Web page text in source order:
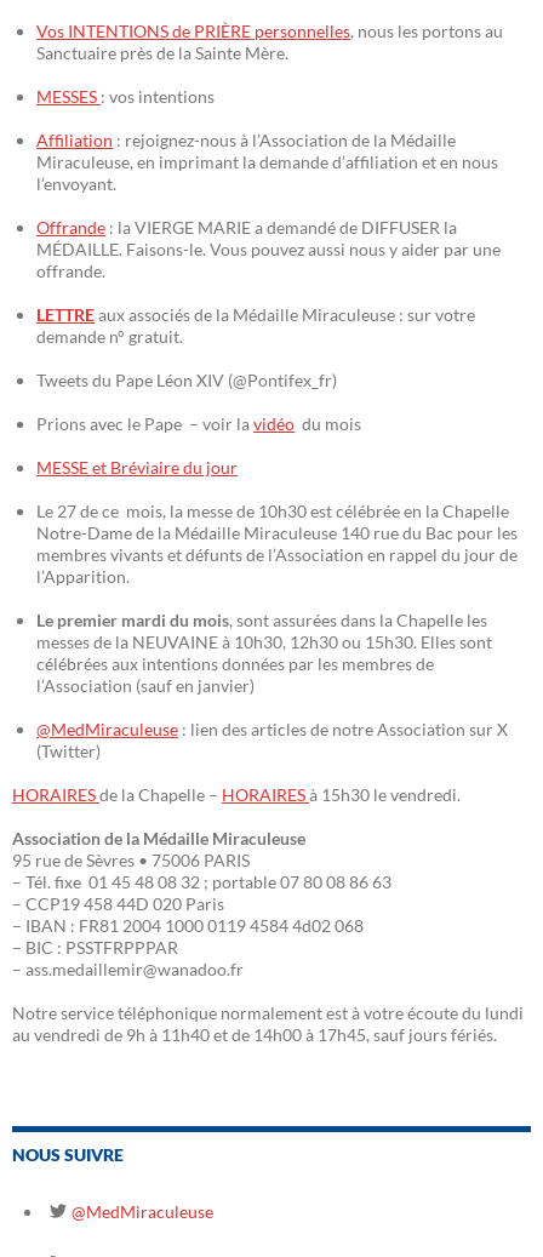
Vos INTENTIONS de PRIÈRE personnelles, nous les portons au
Sanctuaire près de la Sainte Mère.
MESSES : vos intentions
Affiliation : rejoignez-nous à l’Association de la Médaille
Miraculeuse, en imprimant la demande d’affiliation et en nous
l’envoyant.
Offrande : la VIERGE MARIE a demandé de DIFFUSER la
MÉDAILLE. Faisons-le. Vous pouvez aussi nous y aider par une
offrande.
LETTREaux associés de la Médaille Miraculeuse : sur votre
demande n° gratuit.
Tweets du Pape Léon XIV (@Pontifex_fr)
Prions avec le Pape – voir lavidéo du mois
MESSE et Bréviaire du jour
Le 27 de ce mois, la messe de 10h30 est célébrée en la Chapelle
Notre-Dame de la Médaille Miraculeuse 140 rue du Bac pour les
membres vivants et défunts de l’Association en rappel du jour de
l’Apparition.
Le premier mardi du mois, sont assurées dans la Chapelle les
messes de la NEUVAINE à 10h30, 12h30 ou 15h30. Elles sont
célébrées aux intentions données par les membres de
l’Association (sauf en janvier)
@MedMiraculeuse : lien des articles de notre Association sur X
(Twitter)
HORAIRESde la Chapelle – HORAIRESà 15h30 le vendredi.
Association de la Médaille Miraculeuse
95 rue de Sèvres • 75006 PARIS
– Tél. fixe 01 45 48 08 32 ; portable 07 80 08 86 63
– CCP19 458 44D 020 Paris
– IBAN : FR81 2004 1000 0119 4584 4d02 068
– BIC : PSSTFRPPPAR
– ass.medaillemir@wanadoo.fr
Notre service téléphonique normalement est à votre écoute du lundi
au vendredi de 9h à 11h40 et de 14h00 à 17h45, sauf jours fériés.
NOUS SUIVRE
@MedMiraculeuse